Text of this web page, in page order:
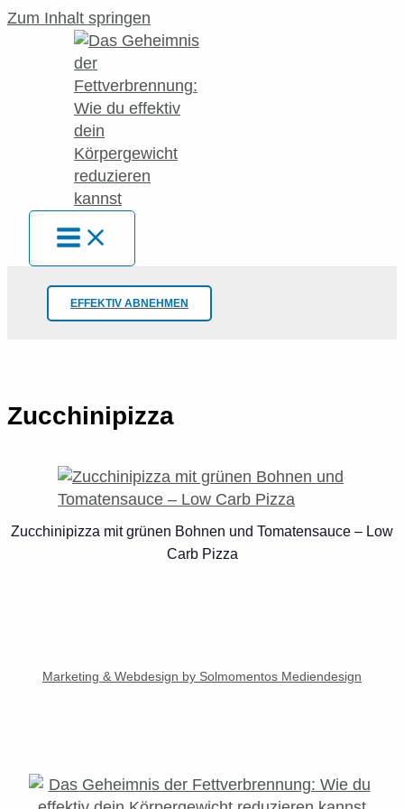
Zum Inhalt springen
EFFEKTIV ABNEHMEN
Zucchinipizza
Zucchinipizza mit grünen Bohnen und Tomatensauce – Low
Carb Pizza
Marketing & Webdesign by Solmomentos Mediendesign